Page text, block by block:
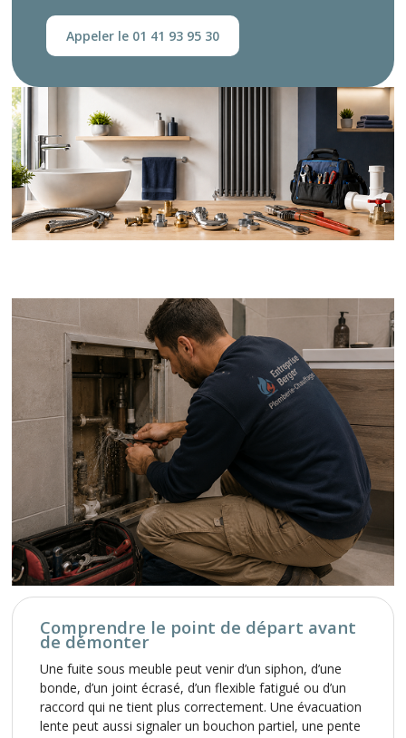
Appeler le 01 41 93 95 30
Comprendre le point de départ avant
de démonter
Une fuite sous meuble peut venir d’un siphon, d’une
bonde, d’un joint écrasé, d’un flexible fatigué ou d’un
raccord qui ne tient plus correctement. Une évacuation
lente peut aussi signaler un bouchon partiel, une pente